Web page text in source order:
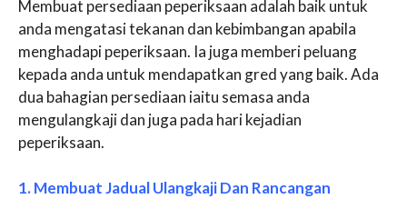
Membuat persediaan peperiksaan adalah baik untuk
anda mengatasi tekanan dan kebimbangan apabila
menghadapi peperiksaan. Ia juga memberi peluang
kepada anda untuk mendapatkan gred yang baik. Ada
dua bahagian persediaan iaitu semasa anda
mengulangkaji dan juga pada hari kejadian
peperiksaan.
1. Membuat Jadual Ulangkaji Dan Rancangan